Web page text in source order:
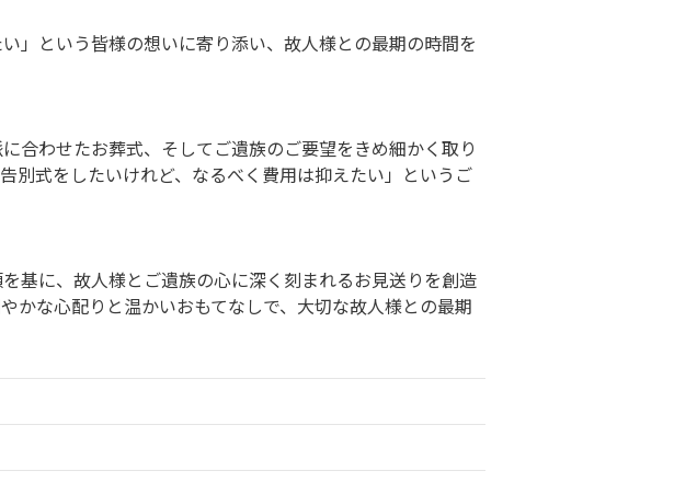
」という皆様の想いに寄り添い、故人様との最期の時間を
合わせたお葬式、そしてご遺族のご要望をきめ細かく取り
別式をしたいけれど、なるべく費用は抑えたい」というご
基に、故人様とご遺族の心に深く刻まれるお見送りを創造
かな心配りと温かいおもてなしで、大切な故人様との最期